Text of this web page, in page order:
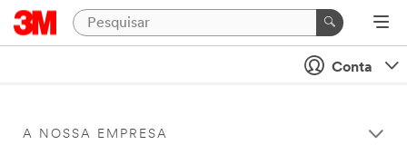
Conta
A NOSSA EMPRESA